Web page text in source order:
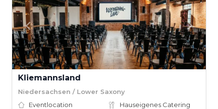
Kliemannsland
Niedersachsen / Lower Saxony
Eventlocation
Hauseigenes Catering